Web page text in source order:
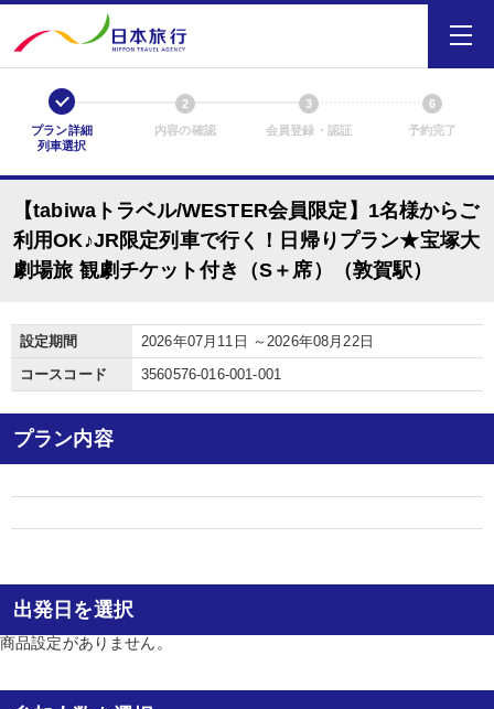
1
プラン詳細
列車選択
2
内容の確認
3
会員登録・認証
6
予約完了
【tabiwaトラベル/WESTER会員限定】1名様からご
利用OK♪JR限定列車で行く！日帰りプラン★宝塚大
劇場旅 観劇チケット付き（S＋席）（敦賀駅）
設定期間
2026年07月11日 ～2026年08月22日
コースコード
3560576-016-001-001
プラン内容
出発日を選択
商品設定がありません。